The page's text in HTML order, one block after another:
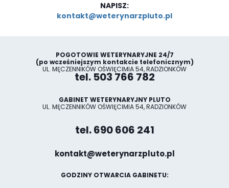
NAPISZ:
kontakt@weterynarzpluto.pl
GODZINY OTWARCIA GABINETU:
POGOTOWIE WETERYNARYJNE 24/7
(po wcześniejszym kontakcie telefonicznym)
UL. MĘCZENNIKÓW OŚWIĘCIMIA 54, RADZIONKÓW
GABINET WETERYNARYJNY PLUTO
UL. MĘCZENNIKÓW OŚWIĘCIMIA 54, RADZIONKÓW
kontakt@weterynarzpluto.pl
tel. 503 766 782
tel. 690 606 241